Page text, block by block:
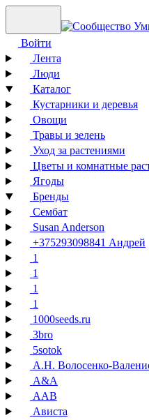
Войти
Лента
Люди
Каталог
Кустарники и деревья
Овощи
Травы и зелень
Уход за растениями
Цветы и комнатные
Ягоды
Бренды
Сембат
Susan Anderson
+375293098841 Андрей
1
1
1
1
1000seeds.ru
3bro
5sotok
А.Н. Волосенко-
А&А
ААВ
Ависта